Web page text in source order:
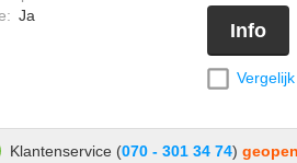
rijstijd-functie voor
is ideaal voor het
Uitgerust met
De Retro Pop-stijl
(±5°C)
: Ja
Info
Klantenservice (070 - 301 34 74)